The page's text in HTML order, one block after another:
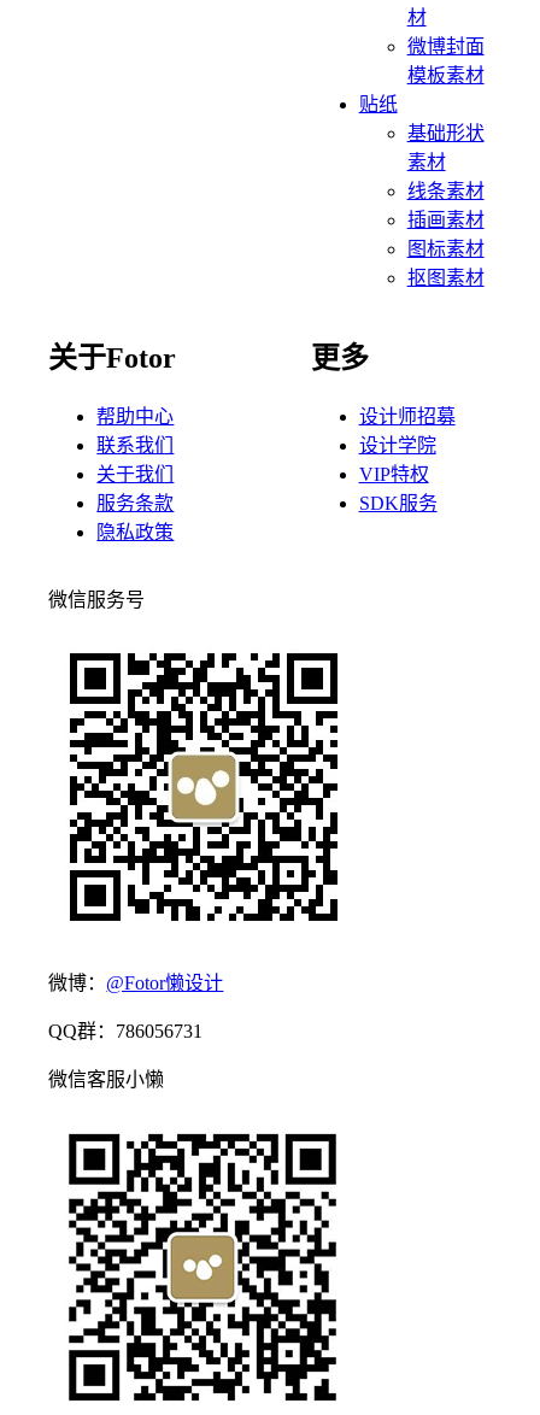
材
微博封面
模板素材
贴纸
基础形状
素材
线条素材
插画素材
图标素材
抠图素材
关于Fotor
帮助中心
联系我们
关于我们
服务条款
隐私政策
更多
设计师招募
设计学院
VIP特权
SDK服务
微信服务号
微博： @Fotor懒设计
QQ群：786056731
微信客服小懒